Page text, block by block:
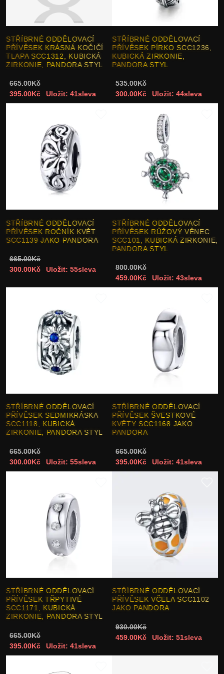
STŘÍBRNÉ ODDĚLOVACÍ
PŘÍVĚSEK KRÁSNÁ KOČIČÍ
TLAPA SCC1312, KUBICKÁ
ZIRKONIE, PANDORA STYL
665.00Kč
395.00Kč
Uložit: 41sleva
STŘÍBRNÉ ODDĚLOVACÍ
PŘÍVĚSEK PÍRKO SCC1236,
KUBICKÁ ZIRKONIE,
PANDORA STYL
535.00Kč
300.00Kč
Uložit: 44sleva
STŘÍBRNÉ ODDĚLOVACÍ
PŘÍVĚSEK ROČNÍK KVĚT
SCC1139 JAKO PANDORA
665.00Kč
300.00Kč
Uložit: 55sleva
STŘÍBRNÉ ODDĚLOVACÍ
PŘÍVĚSEK RŮŽOVÝ VĚNEC
SCC101, KUBICKÁ ZIRKONIE,
PANDORA STYL
800.00Kč
459.00Kč
Uložit: 43sleva
STŘÍBRNÉ ODDĚLOVACÍ
PŘÍVĚSEK SEDMIKRÁSKA
SCC1118, KUBICKÁ
ZIRKONIE, PANDORA STYL
665.00Kč
300.00Kč
Uložit: 55sleva
STŘÍBRNÉ ODDĚLOVACÍ
PŘÍVĚSEK ŠVESTKOVÉ
KVĚTY SCC1168 JAKO
PANDORA
665.00Kč
395.00Kč
Uložit: 41sleva
STŘÍBRNÉ ODDĚLOVACÍ
PŘÍVĚSEK TŘPYTIVÉ
SCC1171, KUBICKÁ
ZIRKONIE, PANDORA STYL
665.00Kč
395.00Kč
Uložit: 41sleva
STŘÍBRNÉ ODDĚLOVACÍ
PŘÍVĚSEK VČELA SCC1102
JAKO PANDORA
930.00Kč
459.00Kč
Uložit: 51sleva